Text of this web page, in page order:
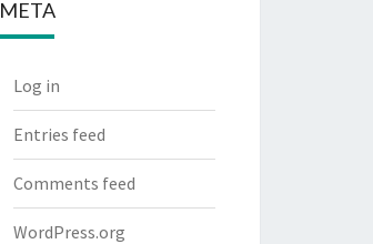
META
Log in
Entries feed
Comments feed
WordPress.org